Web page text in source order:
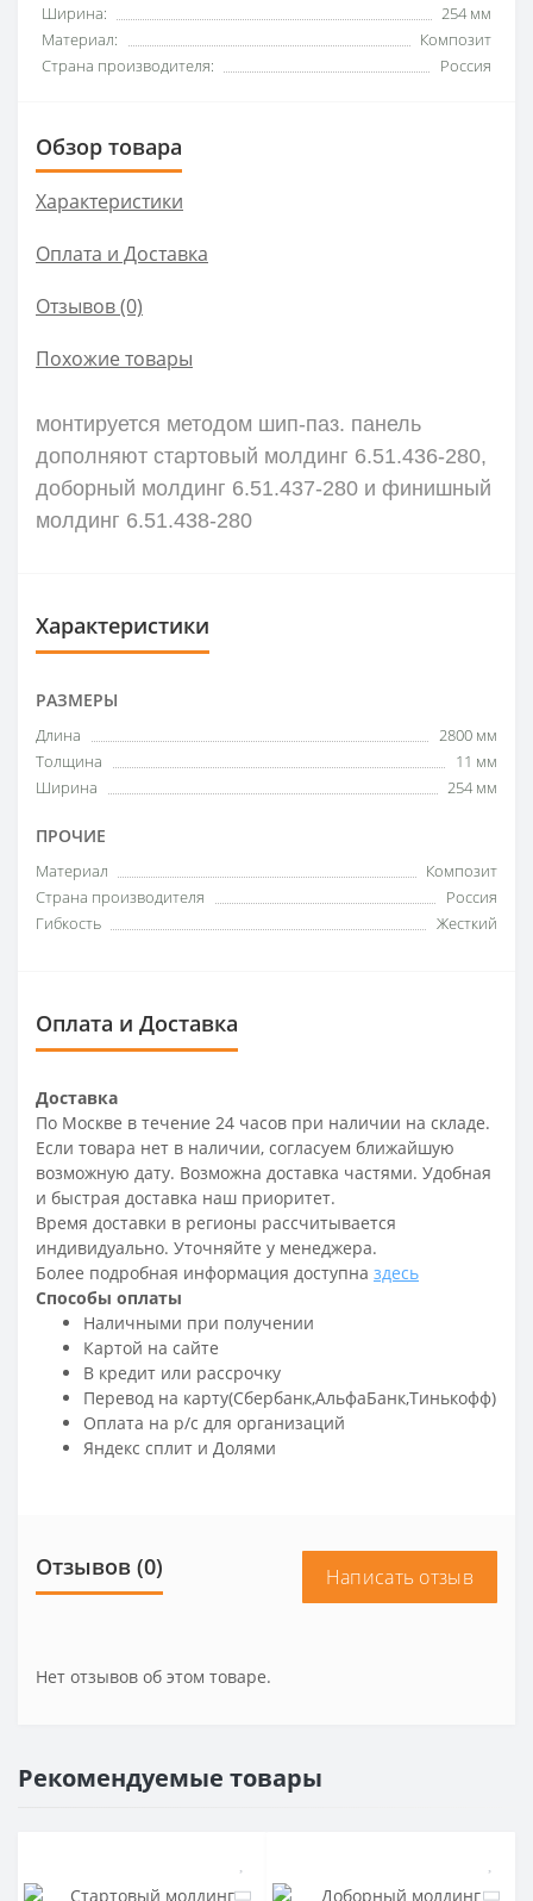
Ширина:
254 мм
Материал:
Композит
Страна производителя:
Россия
Обзор товара
Характеристики
Оплата и Доставка
Отзывов (0)
Похожие товары
монтируется методом шип-паз. панель
дополняют стартовый молдинг 6.51.436-280,
доборный молдинг 6.51.437-280 и финишный
молдинг 6.51.438-280
Характеристики
РАЗМЕРЫ
Длина
2800 мм
Толщина
11 мм
Ширина
254 мм
ПРОЧИЕ
Материал
Композит
Страна производителя
Россия
Гибкость
Жесткий
Оплата и Доставка
Доставка
По Москве в течение 24 часов при наличии на складе.
Если товара нет в наличии, согласуем ближайшую
возможную дату. Возможна доставка частями. Удобная
и быстрая доставка наш приоритет.
Время доставки в регионы рассчитывается
индивидуально. Уточняйте у менеджера.
Более подробная информация доступна здесь
Способы оплаты
Наличными при получении
Картой на сайте
В кредит или рассрочку
Перевод на карту(Сбербанк,АльфаБанк,Тинькофф)
Оплата на р/c для организаций
Яндекс сплит и Долями
Отзывов (0) Написать отзыв
Нет отзывов об этом товаре.
Рекомендуемые товары